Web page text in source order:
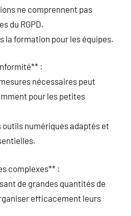
ne comprennent pas
du RGPD.
la formation pour les équipes.
:
nécessaires peut
pour les petites
outils numériques adaptés et
complexes** :
de grandes quantités de
efficacement leurs